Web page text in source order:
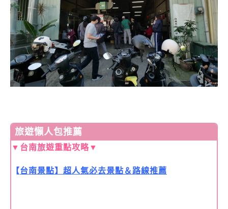
旅遊懶人包推薦
▼ 台南旅遊重點攻略▼
【台南景點】超人氣必去景點＆路線推薦